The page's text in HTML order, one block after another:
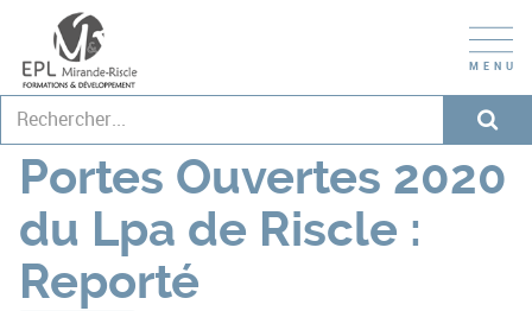
Le Blog Lycée de Riscle Portes Ouvertes 2020 du Lpa de Riscle : Reporté
Portes Ouvertes 2020
du Lpa de Riscle :
Reporté